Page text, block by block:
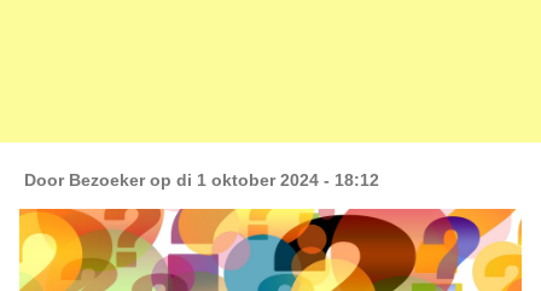
Door Bezoekerop di 1 oktober 2024 - 18:12